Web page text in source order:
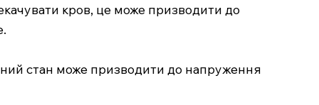
кров, це може призводити до
стан може призводити до напруження